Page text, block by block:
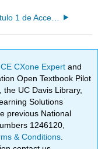
6: Capítulo 1 de Access: Conceptos básicos de bases de datos
CXone Expertand
Open Textbook Pilot
UC Davis Library,
Solutions
previous National
1246120,
& Conditions